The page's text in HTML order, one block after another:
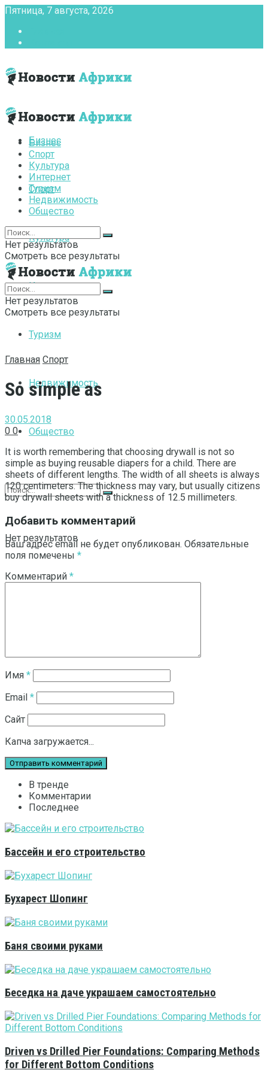
Пятница, 7 августа, 2026
Бизнес
Спорт
Культура
Интернет
Туризм
Недвижимость
Общество
Нет результатов
Смотреть все результаты
Бизнес
Спорт
Культура
Интернет
Туризм
Недвижимость
Общество
Нет результатов
Смотреть все результаты
Нет результатов
Смотреть все результаты
Главная Спорт
So simple as
30.05.2018
0 0
It is worth remembering that choosing drywall is not so
simple as buying reusable diapers for a child. There are
sheets of different lengths. The width of all sheets is always
120 centimeters. The thickness may vary, but usually citizens
buy drywall sheets with a thickness of 12.5 millimeters.
Добавить комментарий
Ваш адрес email не будет опубликован. Обязательные
поля помечены *
Комментарий *
Имя *
Email *
Сайт
Капча загружается...
В тренде
Комментарии
Последнее
Бассейн и его строительство
Бухарест Шопинг
Баня своими руками
Беседка на даче украшаем самостоятельно
Driven vs Drilled Pier Foundations: Comparing Methods
for Different Bottom Conditions